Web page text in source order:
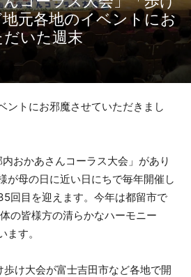
元各地のイベントにお
いた週末
ントにお邪魔させていただきまし
おかあさんコーラス大会」があり
が母の日に近い日にちで毎年開催し
回目を迎えます。今年は都留市で
の皆様方の清らかなハーモニー
す。
け大会が富士吉田市など各地で開